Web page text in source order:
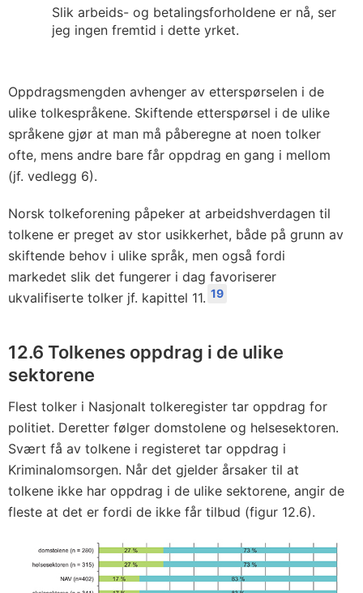
Slik arbeids- og betalingsforholdene er nå, ser
jeg ingen fremtid i dette yrket.
Oppdragsmengden avhenger av etterspørselen i de
ulike tolkespråkene. Skiftende etterspørsel i de ulike
språkene gjør at man må påberegne at noen tolker
ofte, mens andre bare får oppdrag en gang i mellom
(jf. vedlegg 6).
Norsk tolkeforening påpeker at arbeidshverdagen til
tolkene er preget av stor usikkerhet, både på grunn av
skiftende behov i ulike språk, men også fordi
markedet slik det fungerer i dag favoriserer
ukvalifiserte tolker jf. kapittel 11. 19
12.6 Tolkenes oppdrag i de ulike
sektorene
Flest tolker i Nasjonalt tolkeregister tar oppdrag for
politiet. Deretter følger domstolene og helsesektoren.
Svært få av tolkene i registeret tar oppdrag i
Kriminalomsorgen. Når det gjelder årsaker til at
tolkene ikke har oppdrag i de ulike sektorene, angir de
fleste at det er fordi de ikke får tilbud (figur 12.6).